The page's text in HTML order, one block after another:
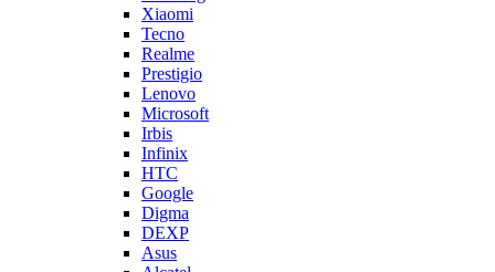
Xiaomi
Tecno
Realme
Prestigio
Lenovo
Microsoft
Irbis
Infinix
HTC
Google
Digma
DEXP
Asus